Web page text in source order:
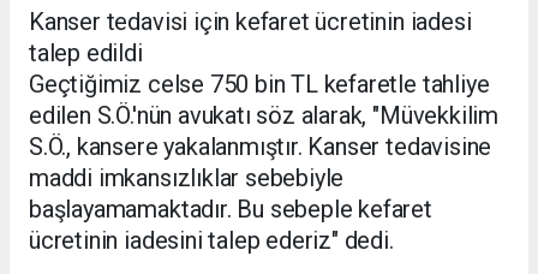
Kanser tedavisi için kefaret ücretinin iadesi
talep edildi
Geçtiğimiz celse 750 bin TL kefaretle tahliye
edilen S.Ö.'nün avukatı söz alarak, "Müvekkilim
S.Ö., kansere yakalanmıştır. Kanser tedavisine
maddi imkansızlıklar sebebiyle
başlayamamaktadır. Bu sebeple kefaret
ücretinin iadesini talep ederiz" dedi.